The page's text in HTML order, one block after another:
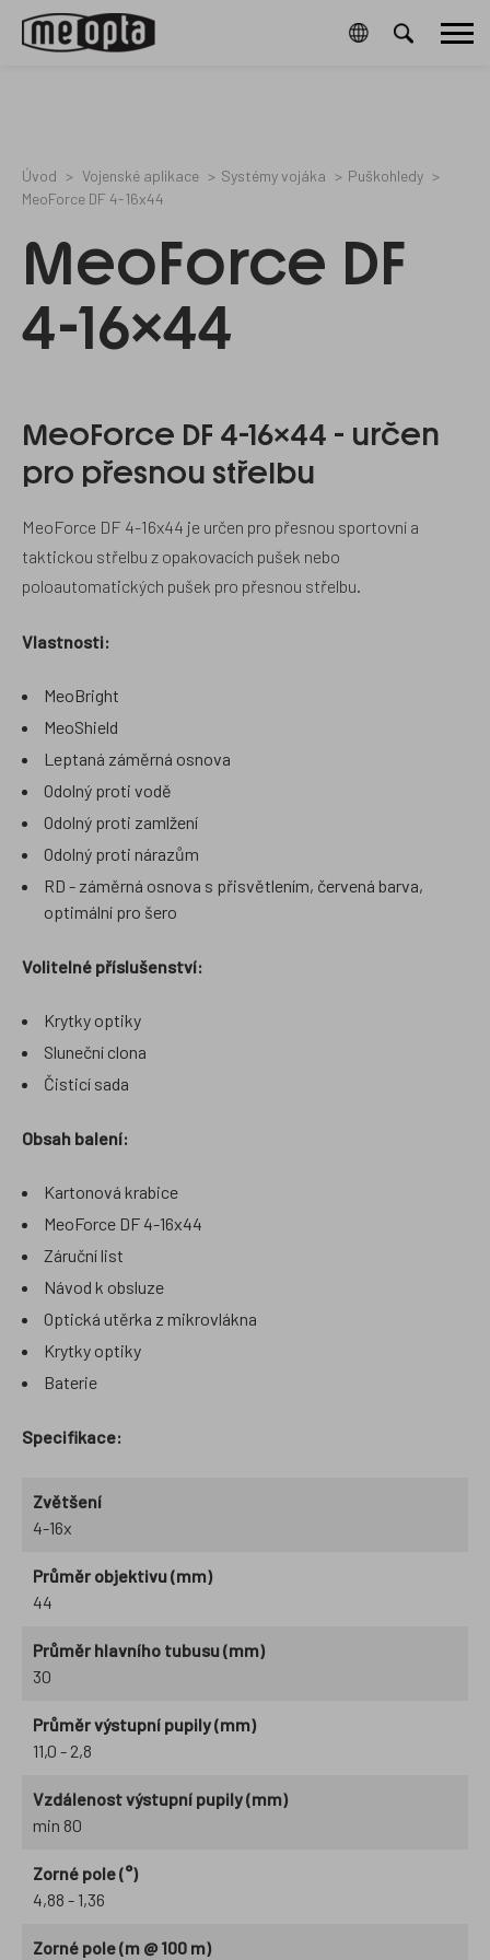
CookieGdpr-
Policy-
ochrana-
osobnich-
Hlavní
Úvod Vojenské aplikace Systémy vojáka
Puškohledy
MeoForce DF 4-16x44
MeoForce DF
4-16x44
MeoForce DF 4-16x44 - určen
pro přesnou střelbu
MeoForce DF 4-16x44 je určen pro přesnou sportovní a
taktickou střelbu z opakovacích pušek nebo
poloautomatických pušek pro přesnou střelbu.
Vlastnosti:
MeoBright
MeoShield
Leptaná záměrná osnova
Odolný proti vodě
Odolný proti zamlžení
Odolný proti nárazům
RD - záměrná osnova s přisvětlením, červená barva,
optimální pro šero
Volitelné příslušenství:
Krytky optiky
Sluneční clona
Čisticí sada
Obsah balení:
Kartonová krabice
MeoForce DF 4-16x44
Záruční list
Návod k obsluze
Optická utěrka z mikrovlákna
Krytky optiky
Baterie
Specifikace:
Zvětšení
4-16x
Průměr objektivu (mm)
44
Průměr hlavního tubusu (mm)
30
Průměr výstupní pupily (mm)
11,0 - 2,8
Vzdálenost výstupní pupily (mm)
min 80
Zorné pole (°)
4,88 - 1,36
Zorné pole (m @ 100 m)